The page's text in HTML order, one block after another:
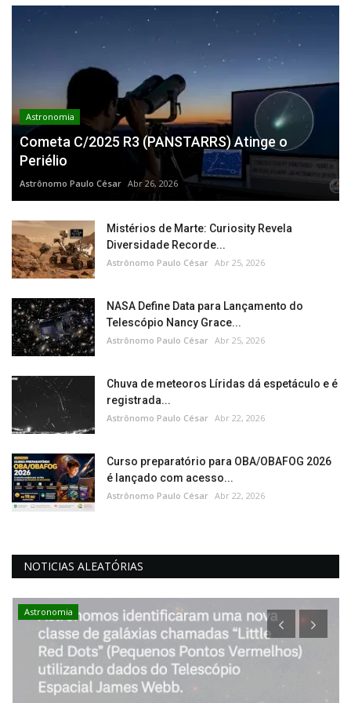
Astronomia
Cometa C/2025 R3 (PANSTARRS) Atinge o
Periélio
Astrônomo Paulo César Abr 26, 2026
Mistérios de Marte: Curiosity Revela
Diversidade Recorde...
Astrônomo Paulo César Abr 25, 2026
NASA Define Data para Lançamento do
Telescópio Nancy Grace...
Astrônomo Paulo César Abr 25, 2026
Chuva de meteoros Líridas dá espetáculo e é
registrada...
Astrônomo Paulo César Abr 22, 2026
Curso preparatório para OBA/OBAFOG 2026
é lançado com acesso...
Astrônomo Paulo César Abr 22, 2026
NOTICIAS ALEATÓRIAS
Astronomia